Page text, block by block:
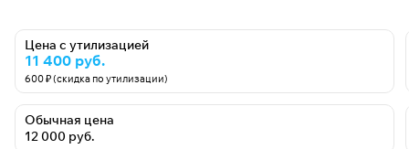
Цена с утилизацией
11 400 руб.
600 ₽ (скидка по утилизации)
Обычная цена
12 000 руб.